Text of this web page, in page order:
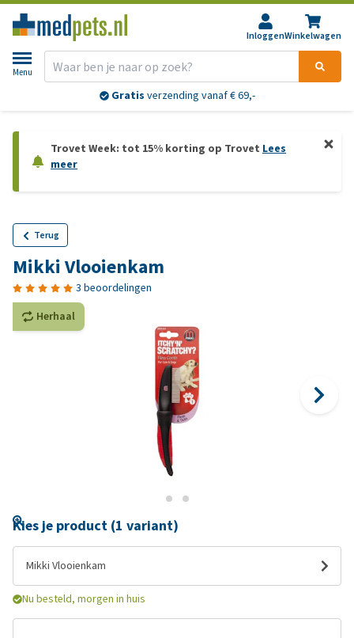
InloggenWinkelwagen
Menu
Gratis verzending vanaf € 69,-
Trovet Week: tot 15% korting op Trovet Lees
meer
Terug
Mikki Vlooienkam
3 beoordelingen
Herhaal
Kies je product (1 variant)
Mikki Vlooienkam
Nu besteld, morgen in huis